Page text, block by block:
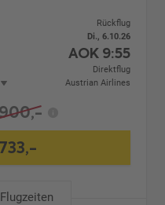
Rückflug
Di., 6.10.26
AOK 9:55
Direktflug
Austrian Airlines
733,-